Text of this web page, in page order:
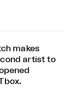
makes
artist to